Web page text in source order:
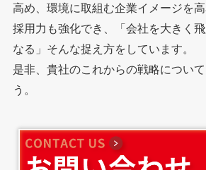
高め、環境に取組む企業イメージを
採用力も強化でき、「会社を大きく
なる」そんな捉え方をしています。
是非、貴社のこれからの戦略につい
う。